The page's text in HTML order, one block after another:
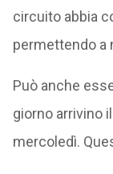
circuito abbia
permettendo a
Può anche
giorno arrivino
mercoledì.